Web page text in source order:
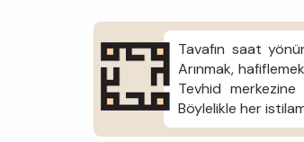
Tavafın saat
Arınmak,
Tevhid
Böylelikle her